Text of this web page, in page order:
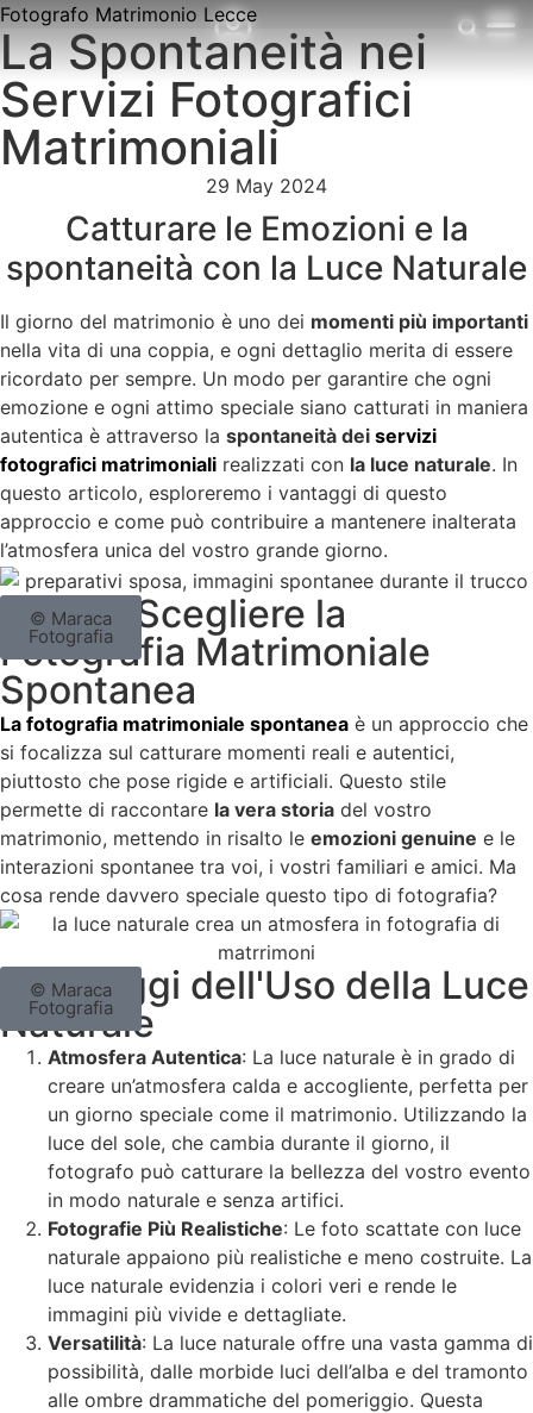
Fotografo Matrimonio Lecce
La Spontaneità nei
Servizi Fotografici
Matrimoniali
29 May 2024
Catturare le Emozioni e la
spontaneità con la Luce Naturale
Il giorno del matrimonio è uno dei momenti più importanti
nella vita di una coppia, e ogni dettaglio merita di essere
ricordato per sempre. Un modo per garantire che ogni
emozione e ogni attimo speciale siano catturati in maniera
autentica è attraverso la spontaneità dei servizi
fotografici matrimoniali realizzati con la luce naturale. In
questo articolo, esploreremo i vantaggi di questo
approccio e come può contribuire a mantenere inalterata
l’atmosfera unica del vostro grande giorno.
© Maraca
Fotografia
Perché Scegliere la
Fotografia Matrimoniale
Spontanea
La fotografia matrimoniale spontanea è un approccio che
si focalizza sul catturare momenti reali e autentici,
piuttosto che pose rigide e artificiali. Questo stile
permette di raccontare la vera storia del vostro
matrimonio, mettendo in risalto le emozioni genuine e le
interazioni spontanee tra voi, i vostri familiari e amici. Ma
cosa rende davvero speciale questo tipo di fotografia?
© Maraca
Fotografia
I Vantaggi dell'Uso della Luce
Naturale
Atmosfera Autentica: La luce naturale è in grado di
creare un’atmosfera calda e accogliente, perfetta per
un giorno speciale come il matrimonio. Utilizzando la
luce del sole, che cambia durante il giorno, il
fotografo può catturare la bellezza del vostro evento
in modo naturale e senza artifici.
Fotografie Più Realistiche: Le foto scattate con luce
naturale appaiono più realistiche e meno costruite. La
luce naturale evidenzia i colori veri e rende le
immagini più vivide e dettagliate.
Versatilità: La luce naturale offre una vasta gamma di
possibilità, dalle morbide luci dell’alba e del tramonto
alle ombre drammatiche del pomeriggio. Questa